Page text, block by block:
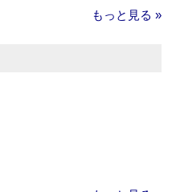
もっと見る »